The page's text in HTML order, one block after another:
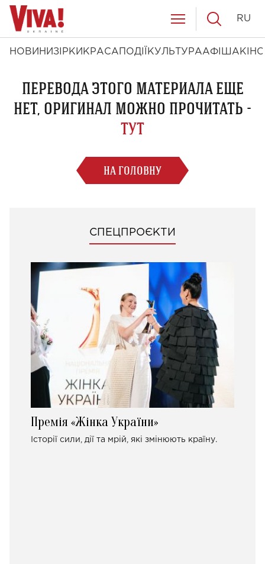
НОВИНИ ЗІРКИ КРАСА ПОДІЇ КУЛЬТУРААФІША КІНО
RU
ПЕРЕВОДА ЭТОГО МАТЕРИАЛА ЕЩЕ
НЕТ, ОРИГИНАЛ МОЖНО ПРОЧИТАТЬ -
ТУТ
НА ГОЛОВНУ
СПЕЦПРОЄКТИ
Премія «Жінка України»
Історії сили, дії та мрій, які змінюють країну.